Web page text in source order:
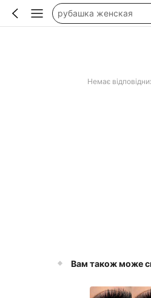
футболка
Немає
Вам також може